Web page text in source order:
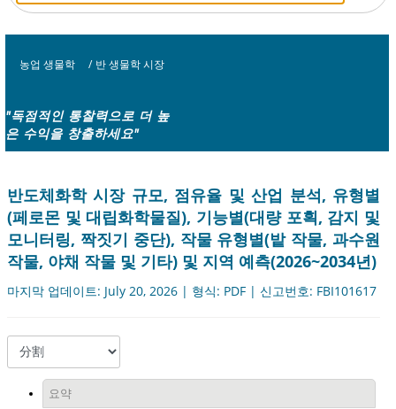
농업 생물학 / 반 생물학 시장
"독점적인 통찰력으로 더 높
은 수익을 창출하세요"
반도체화학 시장 규모, 점유율 및 산업 분석, 유형별
(페로몬 및 대립화학물질), 기능별(대량 포획, 감지 및
모니터링, 짝짓기 중단), 작물 유형별(밭 작물, 과수원
작물, 야채 작물 및 기타) 및 지역 예측(2026~2034년)
마지막 업데이트: July 20, 2026 | 형식: PDF | 신고번호: FBI101617
요약